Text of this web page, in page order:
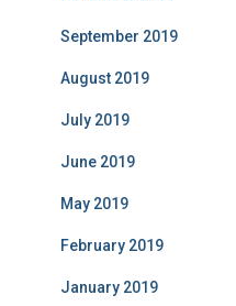
September 2019
August 2019
July 2019
June 2019
May 2019
February 2019
January 2019